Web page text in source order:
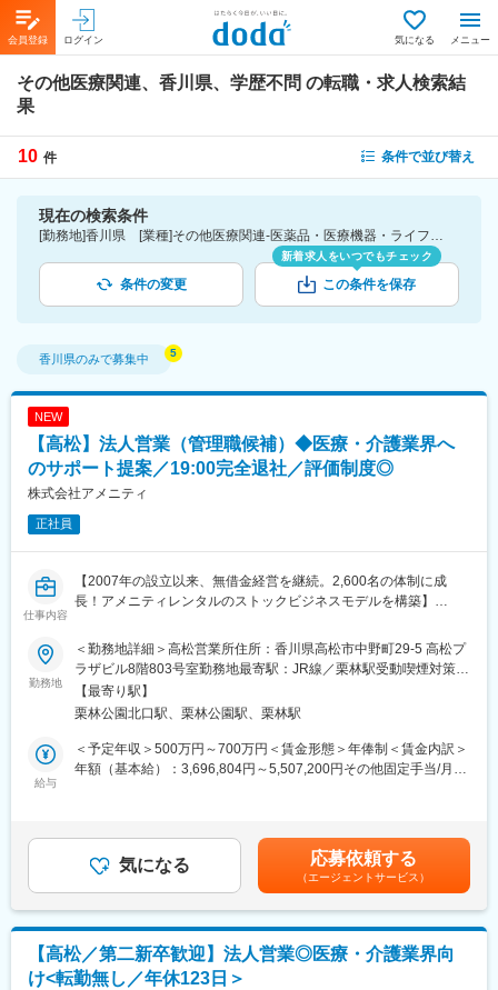
会員登録 ログイン 気になる メニュー
その他医療関連、香川県、学歴不問 の転職・求人検索結
果
10 件 条件で並び替え
現在の検索条件
[勤務地]香川県 [業種]その他医療関連-医薬品・医療機器・ライフサイエンス・医療系サービス [こだわり条件ピックアップ]学歴不問 [詳細条件](募集・採用情報)学歴不問
条件の変更
新着求人をいつでもチェック
この条件を保存
香川県のみで募集中
NEW
【高松】法人営業（管理職候補）◆医療・介護業界へ
のサポート提案／19:00完全退社／評価制度◎
株式会社アメニティ
正社員
仕事内容
【2007年の設立以来、無借金経営を継続。2,600名の体制に成
長！アメニティレンタルのストックビジネスモデルを構築】
を図るため、このたび新たな仲間をお迎えすることとなりまし
た。
■業務詳細：
病院や介護施設に向けて、入院・入所時に必要な衣類やタオル、
日用品などをレンタルできる「アメニティサポートシステム」を
提案する営業です。ニーズに応じて、人材派遣・紹介サービスや
献性も高く、今後の高齢化社会において成長が見込める成長産業
です。 また、病院や介護施設の業務軽減に貢献する事で、患者
様、利用者様へのサービス向上に直結する為、大変やりがいのあ
■キャリアアップについて：
本人の頑張りを昇給、昇格にて評価される制度が御座います。ま
た、事業拡大に伴い、新規の営業所も出店しており、営業所長や
勤務地
＜勤務地詳細＞高松営業所住所：香川県高松市中野町29-5 高松プ
ラザビル8階803号室勤務地最寄駅：JR線／栗林駅受動喫煙対策：
屋内全面禁煙変更の範囲：会社の定める事業所
【最寄り駅】
栗林公園北口駅、栗林公園駅、栗林駅
給与
＜予定年収＞500万円～700万円＜賃金形態＞年俸制＜賃金内訳＞
年額（基本給）：3,696,804円～5,507,200円その他固定手当/月：
無＞有＜残業手当＞有＜給与補足＞・年収：月額×12ヵ月分・評
価：年2回（4月・10月/売上実績だけでなく取り組み姿勢や提案プ
ロセスなどの定性評価も重視）※経験や意欲次第では新しい営業所
の立ち上げに携わる可能性等もございます。賃金はあくまでも目
安の金額であり、選考を通じて上下する可能性があります。月給
(月額)は固定手当を含めた表記です。
気になる 応募依頼する
（エージェントサービス）
【高松／第二新卒歓迎】法人営業◎医療・介護業界向
け<転勤無し／年休123日＞